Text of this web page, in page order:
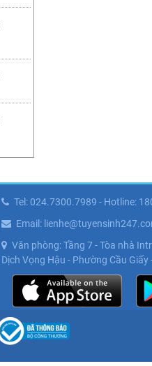
Tel: 024.7300.7989 - Hotline:
Email:
Văn phòng: Tầng 7 - Tòa nhà
Dịch Vọng Hậu - Phường Cầu Giấy